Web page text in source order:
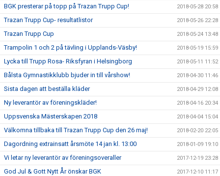
BGK presterar på topp på Trazan Trupp Cup! 2018-05-28 20:58
Trazan Trupp Cup- resultatlistor 2018-05-26 22:28
Trazan Trupp Cup 2018-05-24 13:48
Trampolin 1 och 2 på tävling i Upplands-Väsby! 2018-05-19 15:59
Lycka till Trupp Rosa- Riksfyran i Helsingborg 2018-05-11 11:52
Bålsta Gymnastikklubb bjuder in till vårshow! 2018-04-30 11:46
Sista dagen att beställa kläder 2018-04-29 12:08
Ny leverantör av föreningskläder! 2018-04-16 20:34
Uppsvenska Mästerskapen 2018 2018-04-04 15:04
Välkomna tillbaka till Trazan Trupp Cup den 26 maj! 2018-02-20 22:05
Dagordning extrainsatt årsmöte 14 jan kl. 13:00 2018-01-09 19:10
Vi letar ny leverantör av föreningsoveraller 2017-12-19 23:28
God Jul & Gott Nytt År önskar BGK 2017-12-10 11:17